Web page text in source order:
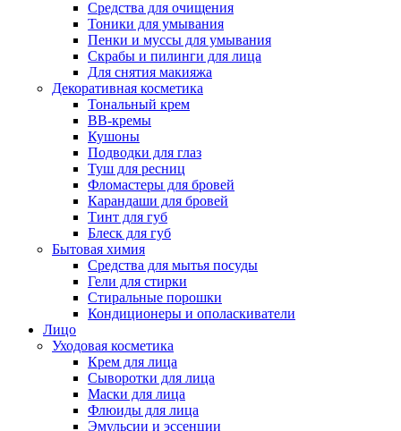
Средства для очищения
Тоники для умывания
Пенки и муссы для умывания
Скрабы и пилинги для лица
Для снятия макияжа
Декоративная косметика
Тональный крем
BB-кремы
Кушоны
Подводки для глаз
Туш для ресниц
Фломастеры для бровей
Карандаши для бровей
Тинт для губ
Блеск для губ
Бытовая химия
Средства для мытья посуды
Гели для стирки
Стиральные порошки
Кондиционеры и ополаскиватели
Лицо
Уходовая косметика
Крем для лица
Сыворотки для лица
Маски для лица
Флюиды для лица
Эмульсии и эссенции